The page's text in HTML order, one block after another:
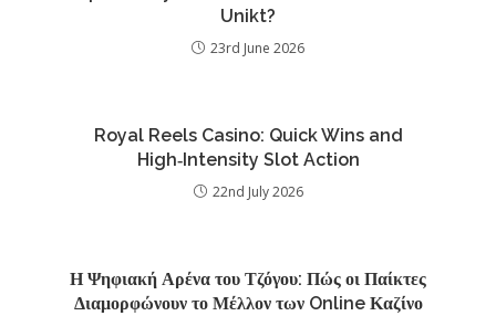
Unikt?
23rd June 2026
Royal Reels Casino: Quick Wins and
High‑Intensity Slot Action
22nd July 2026
Η Ψηφιακή Αρένα του Τζόγου: Πώς οι Παίκτες
Διαμορφώνουν το Μέλλον των Online Καζίνο